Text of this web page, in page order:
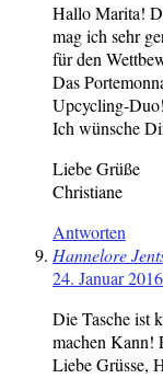
Hallo Marita!
mag ich sehr
für den
Das
Upcycling-
Ich wünsche
Liebe Grüße
Christiane
Antworten
Hannelore
24. Januar
Die Tasche ist
machen Kann!
Liebe Grüsse,